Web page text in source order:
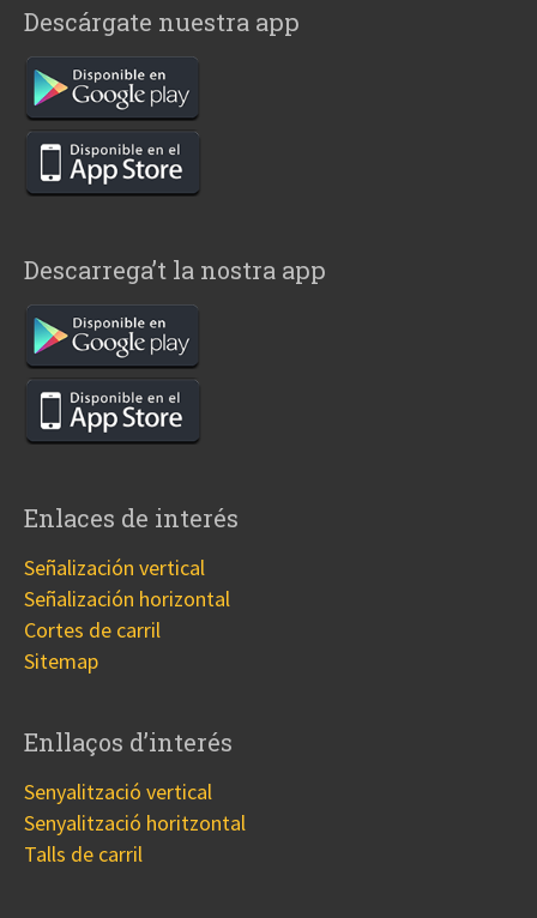
Descárgate nuestra app
Descarrega’t la nostra app
Enlaces de interés
Señalización vertical
Señalización horizontal
Cortes de carril
Sitemap
Enllaços d’interés
Senyalització vertical
Senyalització horitzontal
Talls de carril